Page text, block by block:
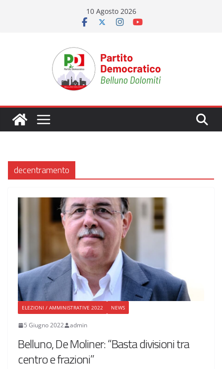
10 Agosto 2026
decentramento
ELEZIONI / AMMINISTRATIVE 2022 NEWS
5 Giugno 2022 admin
Belluno, De Moliner: “Basta divisioni tra
centro e frazioni”